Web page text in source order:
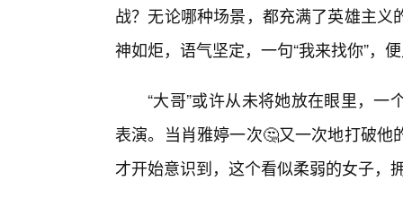
战？无论哪种场景，都充满了英雄主
神如炬，语气坚定，一句“我来找你”，
“大哥”或许从未将她放在眼里，
表演。当肖雅婷一次🤔又一次地打破
才开始意识到，这个看似柔弱的女子，